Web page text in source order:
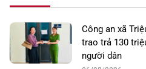
Công an xã
trao trả 130
người dân